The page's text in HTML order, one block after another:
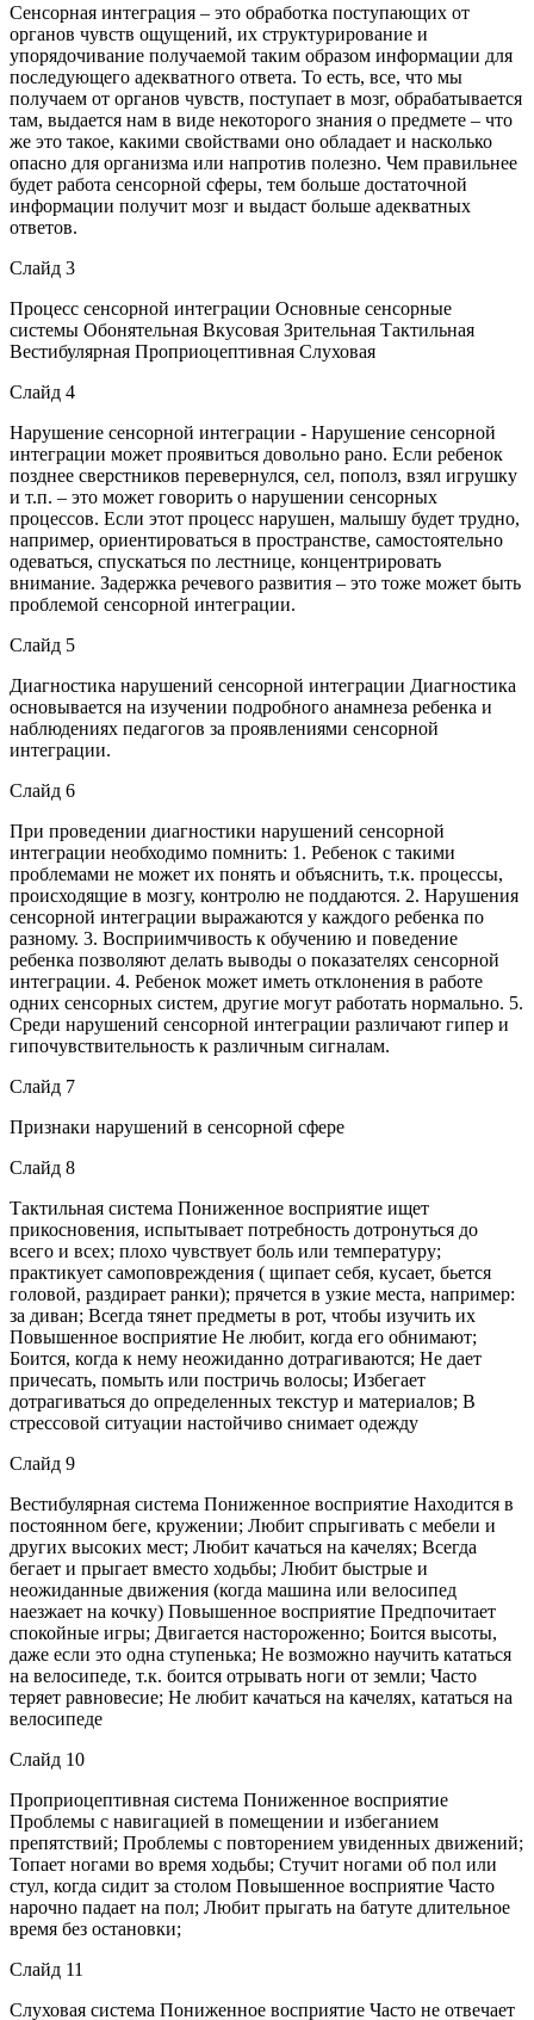
Сенсорная интеграция – это обработка поступающих от
органов чувств ощущений, их структурирование и
упорядочивание получаемой таким образом информации для
последующего адекватного ответа. То есть, все, что мы
получаем от органов чувств, поступает в мозг, обрабатывается
там, выдается нам в виде некоторого знания о предмете – что
же это такое, какими свойствами оно обладает и насколько
опасно для организма или напротив полезно. Чем правильнее
будет работа сенсорной сферы, тем больше достаточной
информации получит мозг и выдаст больше адекватных
ответов.
Слайд 3
Процесс сенсорной интеграции Основные сенсорные
системы Обонятельная Вкусовая Зрительная Тактильная
Вестибулярная Проприоцептивная Слуховая
Слайд 4
Нарушение сенсорной интеграции - Нарушение сенсорной
интеграции может проявиться довольно рано. Если ребенок
позднее сверстников перевернулся, сел, пополз, взял игрушку
и т.п. – это может говорить о нарушении сенсорных
процессов. Если этот процесс нарушен, малышу будет трудно,
например, ориентироваться в пространстве, самостоятельно
одеваться, спускаться по лестнице, концентрировать
внимание. Задержка речевого развития – это тоже может быть
проблемой сенсорной интеграции.
Слайд 5
Диагностика нарушений сенсорной интеграции Диагностика
основывается на изучении подробного анамнеза ребенка и
наблюдениях педагогов за проявлениями сенсорной
интеграции.
Слайд 6
При проведении диагностики нарушений сенсорной
интеграции необходимо помнить: 1. Ребенок с такими
проблемами не может их понять и объяснить, т.к. процессы,
происходящие в мозгу, контролю не поддаются. 2. Нарушения
сенсорной интеграции выражаются у каждого ребенка по
разному. 3. Восприимчивость к обучению и поведение
ребенка позволяют делать выводы о показателях сенсорной
интеграции. 4. Ребенок может иметь отклонения в работе
одних сенсорных систем, другие могут работать нормально. 5.
Среди нарушений сенсорной интеграции различают гипер и
гипочувствительность к различным сигналам.
Слайд 7
Признаки нарушений в сенсорной сфере
Слайд 8
Тактильная система Пониженное восприятие ищет
прикосновения, испытывает потребность дотронуться до
всего и всех; плохо чувствует боль или температуру;
практикует самоповреждения ( щипает себя, кусает, бьется
головой, раздирает ранки); прячется в узкие места, например:
за диван; Всегда тянет предметы в рот, чтобы изучить их
Повышенное восприятие Не любит, когда его обнимают;
Боится, когда к нему неожиданно дотрагиваются; Не дает
причесать, помыть или постричь волосы; Избегает
дотрагиваться до определенных текстур и материалов; В
стрессовой ситуации настойчиво снимает одежду
Слайд 9
Вестибулярная система Пониженное восприятие Находится в
постоянном беге, кружении; Любит спрыгивать с мебели и
других высоких мест; Любит качаться на качелях; Всегда
бегает и прыгает вместо ходьбы; Любит быстрые и
неожиданные движения (когда машина или велосипед
наезжает на кочку) Повышенное восприятие Предпочитает
спокойные игры; Двигается настороженно; Боится высоты,
даже если это одна ступенька; Не возможно научить кататься
на велосипеде, т.к. боится отрывать ноги от земли; Часто
теряет равновесие; Не любит качаться на качелях, кататься на
велосипеде
Слайд 10
Проприоцептивная система Пониженное восприятие
Проблемы с навигацией в помещении и избеганием
препятствий; Проблемы с повторением увиденных движений;
Топает ногами во время ходьбы; Стучит ногами об пол или
стул, когда сидит за столом Повышенное восприятие Часто
нарочно падает на пол; Любит прыгать на батуте длительное
время без остановки;
Слайд 11
Слуховая система Пониженное восприятие Часто не отвечает